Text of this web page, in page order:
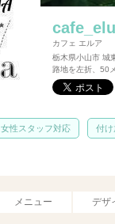
カフェ エルア
栃木県小山市 城
路地を左折、50
女性スタッフ対応 付け
メニュー デザ